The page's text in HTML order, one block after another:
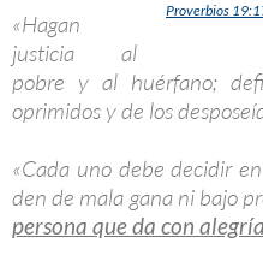
Proverbios
«Hagan
justicia al
pobre y al huérfano;
oprimidos y de los
«Cada uno debe decidir
den de mala gana ni bajo
persona que da con alegría